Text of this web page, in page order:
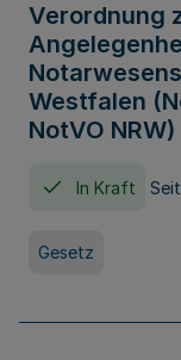
Verordnung
Westfalen
NotVO NRW)
In Kraft
Gesetz